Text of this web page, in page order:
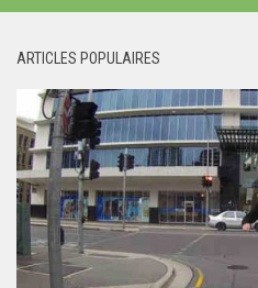
ARTICLES POPULAIRES